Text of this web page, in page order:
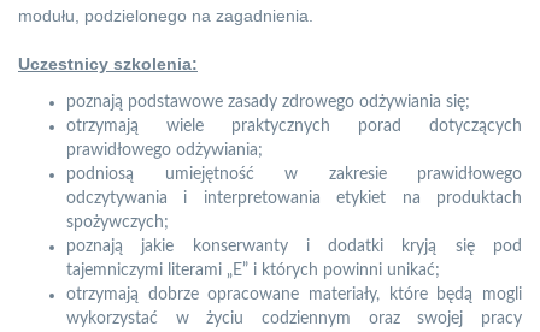
modułu, podzielonego na zagadnienia.
Uczestnicy szkolenia:
poznają podstawowe zasady zdrowego odżywiania się;
otrzymają wiele praktycznych porad dotyczących
prawidłowego odżywiania;
podniosą umiejętność w zakresie prawidłowego
odczytywania i interpretowania etykiet na produktach
spożywczych;
poznają jakie konserwanty i dodatki kryją się pod
tajemniczymi literami „E” i których powinni unikać;
otrzymają dobrze opracowane materiały, które będą mogli
wykorzystać w życiu codziennym oraz swojej pracy